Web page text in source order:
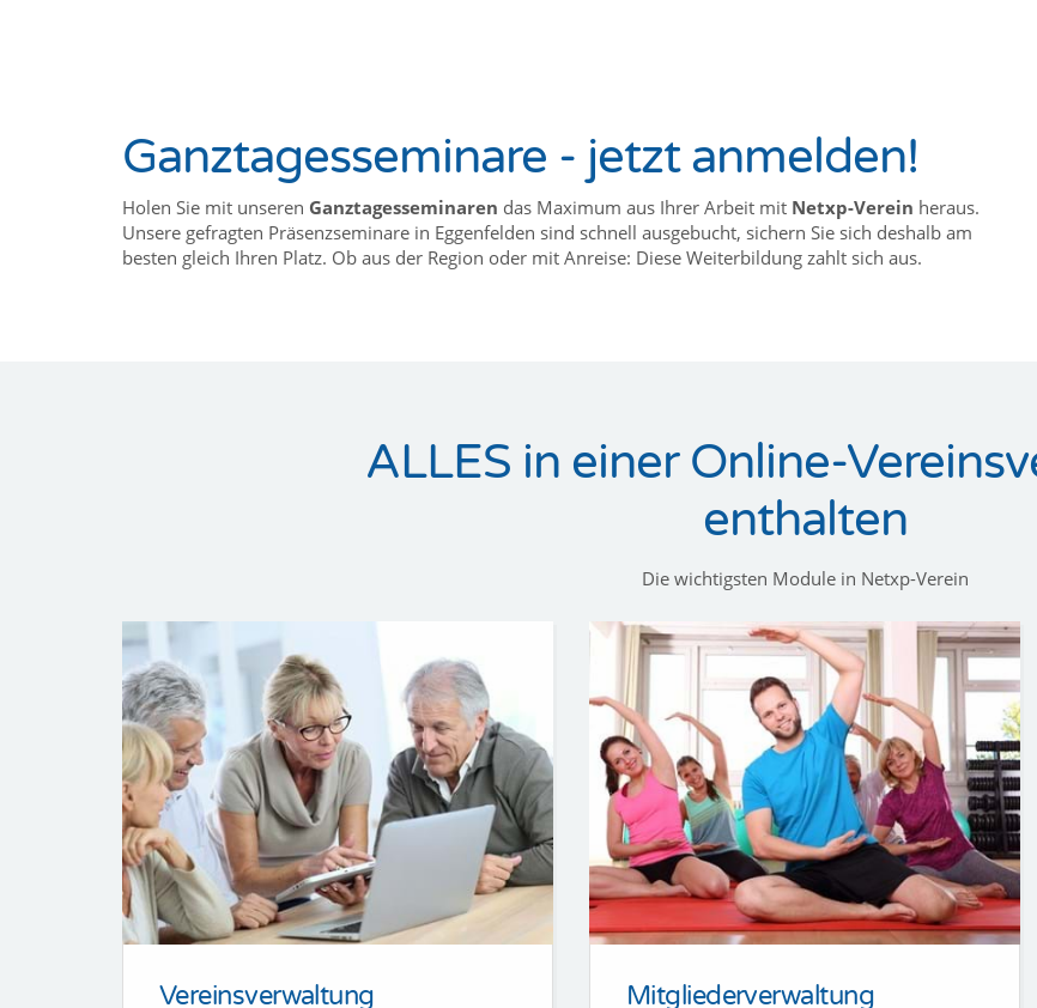
Ganztagesseminare - jetzt anmelden!
Holen Sie mit unseren Ganztagesseminaren das Maximum aus Ihrer Arbeit mit Netxp-Verein heraus.
Unsere gefragten Präsenzseminare in Eggenfelden sind schnell ausgebucht, sichern Sie sich deshalb am
besten gleich Ihren Platz. Ob aus der Region oder mit Anreise: Diese Weiterbildung zahlt sich aus.
ALLES in einer Online-
enthalten
Die wichtigsten Module in Netxp-Verein
Vereinsverwaltung Mitgliederverwaltung